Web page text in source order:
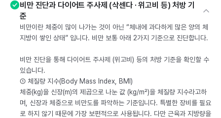
비만 진단과 다이어트 주사제 (삭센다 · 위고비 등) 처방 기
준
비만이란 체중이 많이 나가는 것이 아닌 “체내에 과다하게 많은 양의 체
지방이 쌓인 상태” 입니다. 비만 보통 아래 2가지 기준으로 진단합니다.
비만 진단을 통해 다이어트 주사제 (위고비) 등의 처방 기준을 확인할 수
있습니다.
① 체질량 지수(Body Mass Index, BMI)
체중(kg)을 신장(m)의 제곱으로 나눈 값 (kg/m²)을 체질량 지수라고하
며, 신장과 체중으로 비만도를 파악하는 기준입니다. 특별한 장비를 필요
로 하지 않기 때문에 가장 보편적으로 사용됩니다. 다만 근육과 지방량을